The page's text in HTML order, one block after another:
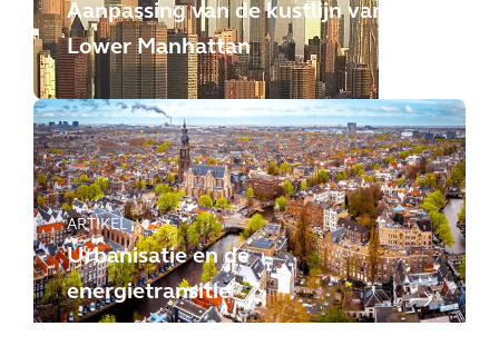
Aanpassing van de kustlijn van
Lower Manhattan
ARTIKEL
Urbanisatie en de
energietransitie